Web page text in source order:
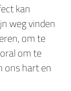
kan
weg vinden
om te
om te
ons hart en